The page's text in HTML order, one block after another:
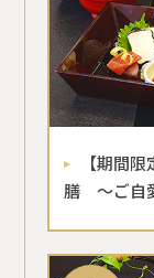
【期間
膳 ～ご自